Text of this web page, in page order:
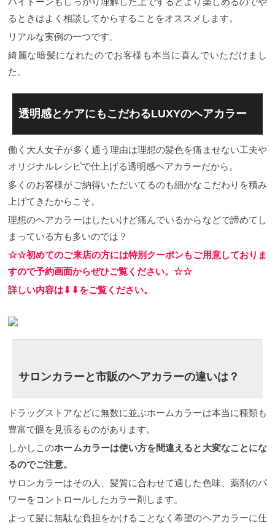
でそのように言われるのだと思います。 次回のカラ
ーの目安としてだいたい45日以内くらいがベストで
色が残っているようなら無理をしてやらなくてもい
いように感じます。 頻繁にカラーをする場合LUXY
では状態に合わせて薬剤の強さを微妙調整していま
も負担がかかってしまうものを元から少なくするの
るベストなタイミング、頻度はいつ？ ヘアカラーを
リアルにお客様がえらぶアッシュランキングはいか
がでしたでしょうか？ そのほかにもアッシュについ
て詳しく説明してきましたが難しく感じてしまって
はいないか‥。 このようにヘアカラーはとても奥が
ならないんだなぁと思っていただけましたか？ 美容
師さんもたくさんのお客様を細かく見てきているの
である程度の予測もできます。しかし実際により多
くの経験を積んだ美容師さんが行うヘアカラーはも
っと理想通りの仕上がりになれることでしょう。 ま
ずはサロンでカウンセリングの際に希望の色見本の
ようなものを見せるとより良いと思います。 そして
かで仕上がりもまた変わりますからね。 せっかくヘ
たこのような記事書いていきたいと思います。 それ
させていただきます。 ☎ ０３−６４２７−６４７７
LUXY（ラグジー） JR渋谷駅徒歩１分。 【透明感の
11:00〜20:00 定休日 毎週火曜日、第３水曜日
るときはよく相談してからすることをオススメします。
リアルな実例の一つです。
綺麗な暗髪になれたのでお客様も本当に喜んでいただけまし
た。
透明感とケアにもこだわるLUXYのヘアカラー
働く大人女子が多く通う理由は理想の髪色を痛ませない工夫や
オリジナルレシピで仕上げる透明感ヘアカラーだから。
多くのお客様がご納得いただいてるのも細かなこだわりを積み
上げてきたからこそ。
理想のヘアカラーはしたいけど痛んでいるからなどで諦めてし
まっている方も多いのでは？
☆☆初めてのご来店の方には特別クーポンもご用意しておりま
すので予約画面からぜひご覧ください。☆☆
詳しい内容は⬇︎⬇︎をご覧ください。
サロンカラーと市販のヘアカラーの違いは？
ドラッグストアなどに無数に並ぶホームカラーは本当に種類も
豊富で眼を見張るものがあります。
しかしこのホームカラーは使い方を間違えると大変なことにな
るのでご注意。
サロンカラーはその人、髪質に合わせて適した色味、薬剤のパ
ワーをコントロールしたカラー剤します。
よって髪に無駄な負担をかけることなく希望のヘアカラーに仕